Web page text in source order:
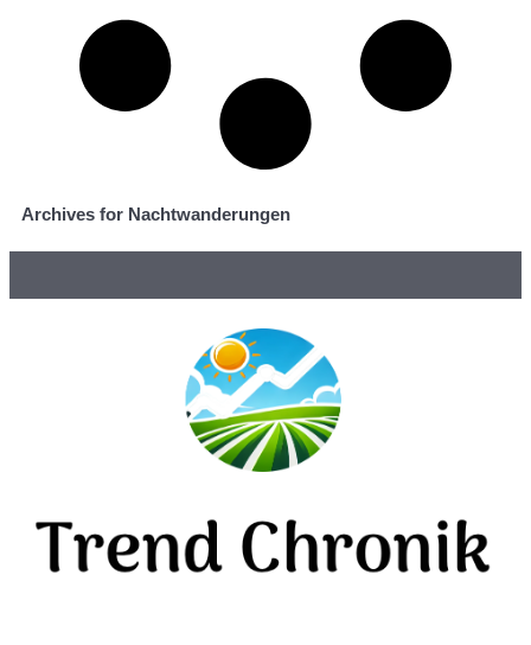
Archives for Nachtwanderungen